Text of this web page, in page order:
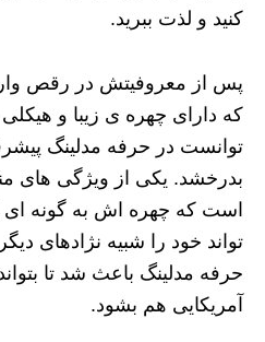
کنید و لذت ببرید.
پس از معروفیتش در رقص
که دارای چهره ی زیبا و
توانست در حرفه مدلینگ
بدرخشد. یکی از ویژگی های
است که چهره اش به گونه
تواند خود را شبیه نژادهای
حرفه مدلینگ باعث شد تا
آمریکایی هم بشود.